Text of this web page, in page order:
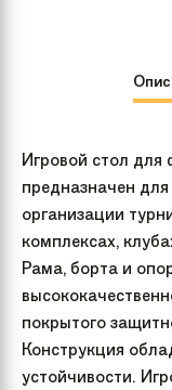
Игровой стол
предназначен
организации
комплексах,
Рама, борта и
покрытого
Конструкция
устойчивости.